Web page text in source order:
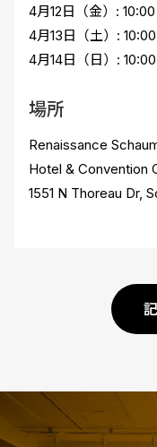
4月12日（金）:
4月13日（土）:
4月14日（日）:
場所
Renaissance
Hotel & Convention
1551 N Thoreau Dr,